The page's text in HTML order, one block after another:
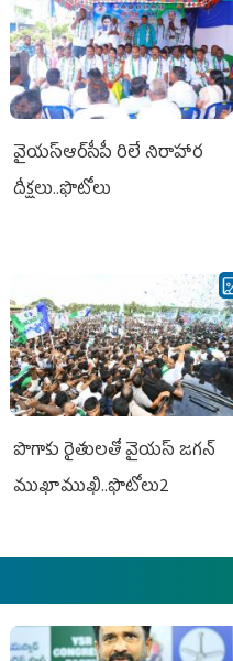
వైయ‌స్ఆర్‌సీపీ రిలే నిరాహార
దీక్షలు..ఫొటోలు
పొగాకు రైతుల‌తో వైయ‌స్ జ‌గ‌న్
ముఖాముఖి..ఫొటోలు2